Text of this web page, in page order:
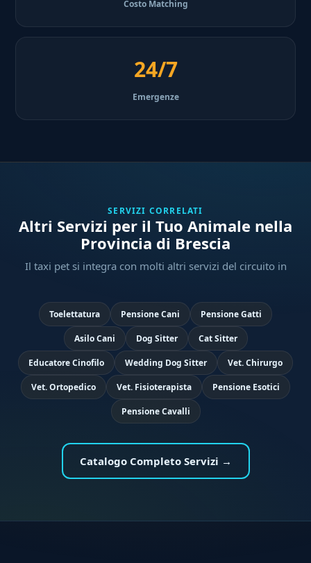
Costo Matching
24/7
Emergenze
SERVIZI CORRELATI
Altri Servizi per il Tuo Animale nella
Provincia di Brescia
Il taxi pet si integra con molti altri servizi del circuito in
Toelettatura Pensione Cani Pensione Gatti
Asilo Cani Dog Sitter Cat Sitter
Educatore Cinofilo Wedding Dog Sitter Vet. Chirurgo
Vet. Ortopedico Vet. Fisioterapista Pensione Esotici
Pensione Cavalli
Catalogo Completo Servizi →